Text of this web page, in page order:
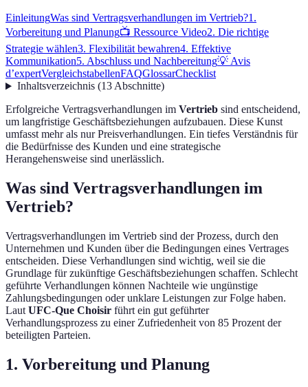
EinleitungWas sind Vertragsverhandlungen im Vertrieb?1.
Vorbereitung und Planung📺 Ressource Video2. Die richtige
Strategie wählen3. Flexibilität bewahren4. Effektive
Kommunikation5. Abschluss und Nachbereitung💡 Avis
d’expertVergleichstabellenFAQGlossarChecklist
Inhaltsverzeichnis(13Abschnitte)
Erfolgreiche Vertragsverhandlungen im Vertrieb sind entscheidend,
um langfristige Geschäftsbeziehungen aufzubauen. Diese Kunst
umfasst mehr als nur Preisverhandlungen. Ein tiefes Verständnis für
die Bedürfnisse des Kunden und eine strategische
Herangehensweise sind unerlässlich.
Was sind Vertragsverhandlungen im
Vertrieb?
Vertragsverhandlungen im Vertrieb sind der Prozess, durch den
Unternehmen und Kunden über die Bedingungen eines Vertrages
entscheiden. Diese Verhandlungen sind wichtig, weil sie die
Grundlage für zukünftige Geschäftsbeziehungen schaffen. Schlecht
geführte Verhandlungen können Nachteile wie ungünstige
Zahlungsbedingungen oder unklare Leistungen zur Folge haben.
Laut UFC-Que Choisir führt ein gut geführter
Verhandlungsprozess zu einer Zufriedenheit von 85 Prozent der
beteiligten Parteien.
1. Vorbereitung und Planung